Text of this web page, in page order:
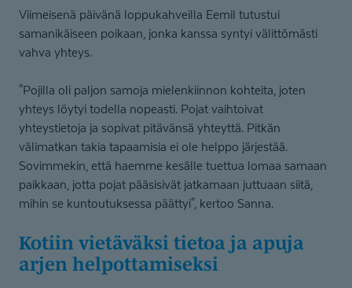
Viimeisenä päivänä loppukahveilla Eemil tutustui
samanikäiseen poikaan, jonka kanssa syntyi välittömästi
vahva yhteys.
"Pojilla oli paljon samoja mielenkiinnon kohteita, joten
yhteys löytyi todella nopeasti. Pojat vaihtoivat
yhteystietoja ja sopivat pitävänsä yhteyttä. Pitkän
välimatkan takia tapaamisia ei ole helppo järjestää.
Sovimmekin, että haemme kesälle tuettua lomaa samaan
paikkaan, jotta pojat pääsisivät jatkamaan juttuaan siitä,
mihin se kuntoutuksessa päättyi", kertoo Sanna.
Kotiin vietäväksi tietoa ja apuja
arjen helpottamiseksi